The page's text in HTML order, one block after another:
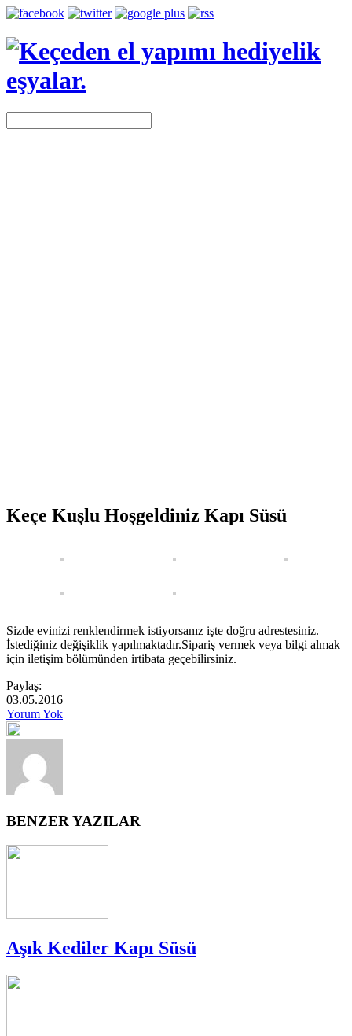
Keçe Kuşlu Hoşgeldiniz Kapı Süsü
Sizde evinizi renklendirmek istiyorsanız işte doğru adrestesiniz.
İstediğiniz değişiklik yapılmaktadır.Sipariş vermek veya bilgi almak
için iletişim bölümünden irtibata geçebilirsiniz.
Paylaş:
03.05.2016
Yorum Yok
BENZER YAZILAR
Aşık Kediler Kapı Süsü